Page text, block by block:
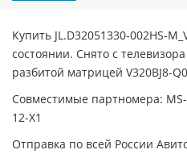
Купить JL.D32051330-002HS-
состоянии. Снято с телевизора
разбитой матрицей V320BJ8-
Совместимые партномера: MS-
12-X1
Отправка по всей России